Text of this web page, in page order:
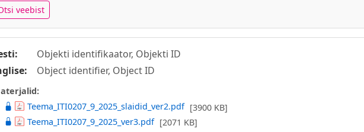
veebist
Objekti identifikaator, Objekti ID
Object identifier, Object ID
Teema_ITI0207_9_2025_slaidid_ver2.pdf [3900 KB]
Teema_ITI0207_9_2025_ver3.pdf [2071 KB]